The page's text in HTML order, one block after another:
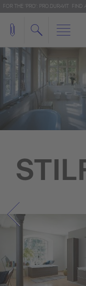
FOR THE 'PRO': PRO.DURAVIT FIND